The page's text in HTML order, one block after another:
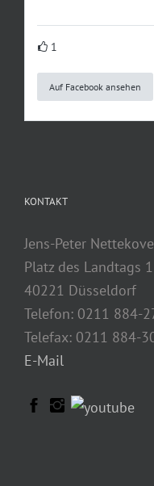
1
Auf Facebook ansehen
KONTAKT
Jens-Peter
Platz des Landtags 1
40221 Düsseldorf
Telefon: 0211 884-
Telefax: 0211 884-
E-Mail